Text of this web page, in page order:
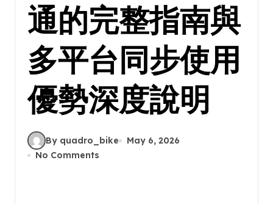
通的完整指南與
多平台同步使用
優勢深度說明
By quadro_bike
May 6, 2026
No Comments